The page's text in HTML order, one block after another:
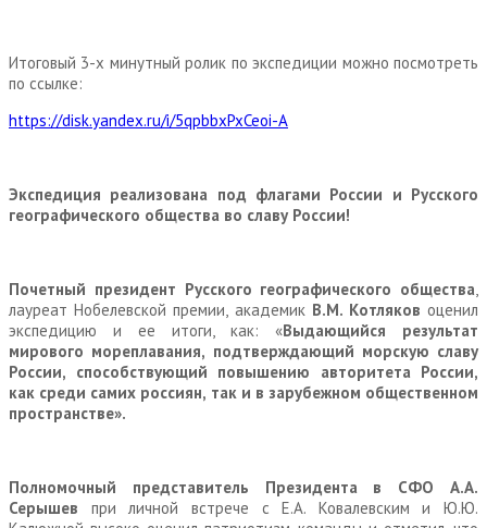
Итоговый 3-х минутный ролик по экспедиции можно посмотреть
по ссылке:
https://disk.yandex.ru/i/5qpbbxPxCeoi-A
Экспедиция реализована под флагами России и Русского
географического общества во славу России!
Почетный президент Русского географического общества,
лауреат Нобелевской премии, академик В.М. Котляков оценил
экспедицию и ее итоги, как: «Выдающийся результат
мирового мореплавания, подтверждающий морскую славу
России, способствующий повышению авторитета России,
как среди самих россиян, так и в зарубежном общественном
пространстве».
Полномочный представитель Президента в СФО А.А.
Серышев при личной встрече с Е.А. Ковалевским и Ю.Ю.